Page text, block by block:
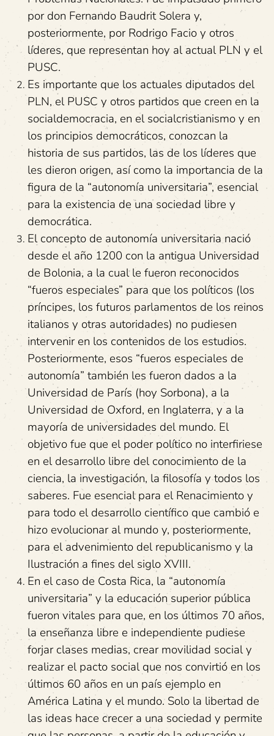
por don Fernando Baudrit Solera y,
posteriormente, por Rodrigo Facio y otros
líderes, que representan hoy al actual PLN y el
PUSC.
Es importante que los actuales diputados del
PLN, el PUSC y otros partidos que creen en la
socialdemocracia, en el socialcristianismo y en
los principios democráticos, conozcan la
historia de sus partidos, las de los líderes que
les dieron origen, así como la importancia de la
figura de la “autonomía universitaria”, esencial
para la existencia de una sociedad libre y
democrática.
El concepto de autonomía universitaria nació
desde el año 1200 con la antigua Universidad
de Bolonia, a la cual le fueron reconocidos
“fueros especiales” para que los políticos (los
príncipes, los futuros parlamentos de los reinos
italianos y otras autoridades) no pudiesen
intervenir en los contenidos de los estudios.
Posteriormente, esos “fueros especiales de
autonomía” también les fueron dados a la
Universidad de París (hoy Sorbona), a la
Universidad de Oxford, en Inglaterra, y a la
mayoría de universidades del mundo. El
objetivo fue que el poder político no interfiriese
en el desarrollo libre del conocimiento de la
ciencia, la investigación, la filosofía y todos los
saberes. Fue esencial para el Renacimiento y
para todo el desarrollo científico que cambió e
hizo evolucionar al mundo y, posteriormente,
para el advenimiento del republicanismo y la
Ilustración a fines del siglo XVIII.
En el caso de Costa Rica, la “autonomía
universitaria” y la educación superior pública
fueron vitales para que, en los últimos 70 años,
la enseñanza libre e independiente pudiese
forjar clases medias, crear movilidad social y
realizar el pacto social que nos convirtió en los
últimos 60 años en un país ejemplo en
América Latina y el mundo. Solo la libertad de
las ideas hace crecer a una sociedad y permite